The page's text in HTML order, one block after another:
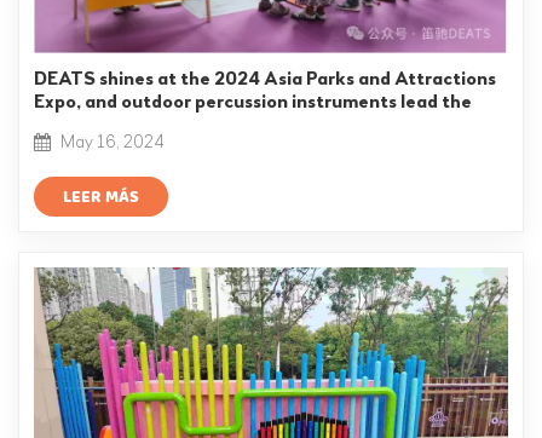
DEATS shines at the 2024 Asia Parks and Attractions
Expo, and outdoor percussion instruments lead the
May 16, 2024
LEER MÁS